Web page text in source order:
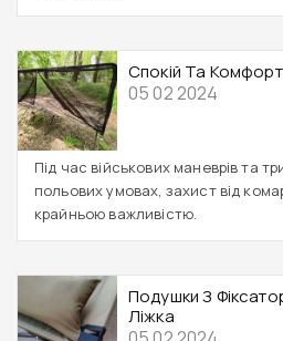
Спокій Та
05 02 2024
Під час військових маневрів та
польових умовах, захист від
крайньою важливістю.
Подушки З
Ліжка